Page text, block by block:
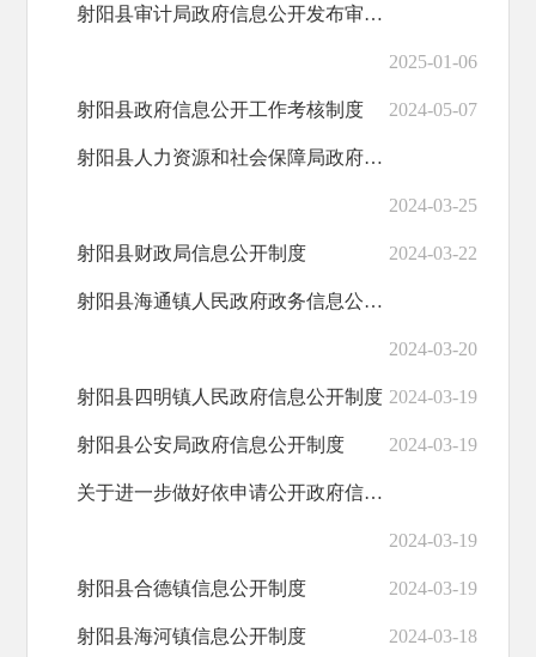
射阳县审计局政府信息公开发布审查制度（试行）
2025-01-06
射阳县政府信息公开工作考核制度 2024-05-07
射阳县人力资源和社会保障局政府信息公开办法
2024-03-25
射阳县财政局信息公开制度 2024-03-22
射阳县海通镇人民政府政务信息公开制度
2024-03-20
射阳县四明镇人民政府信息公开制度 2024-03-19
射阳县公安局政府信息公开制度 2024-03-19
关于进一步做好依申请公开政府信息办理工作的通知
2024-03-19
射阳县合德镇信息公开制度 2024-03-19
射阳县海河镇信息公开制度 2024-03-18